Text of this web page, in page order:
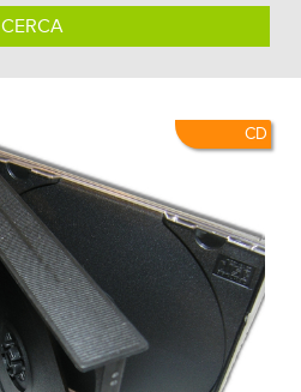
CERCA
CD